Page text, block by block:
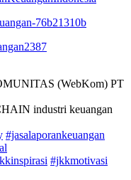
76b21310b
(WebKom) PT
industri keuangan
#jasalaporankeuangan
#jkkmotivasi